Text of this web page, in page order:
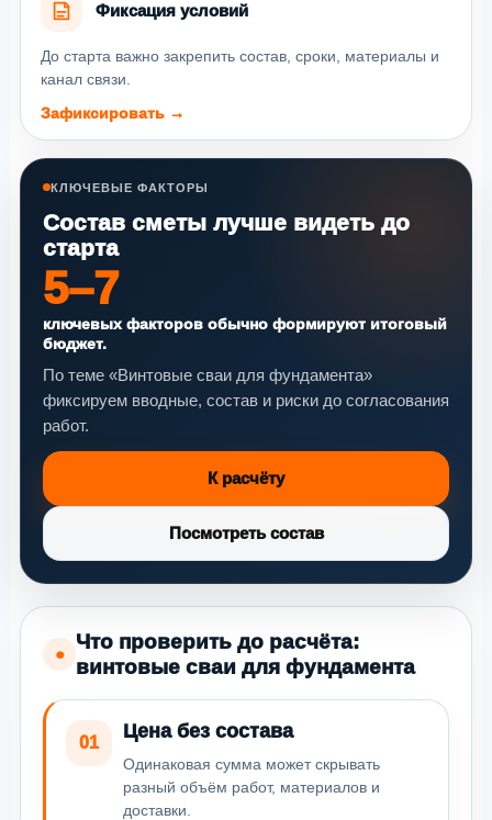
Фиксация условий
До старта важно закрепить состав, сроки, материалы и
канал связи.
Зафиксировать →
КЛЮЧЕВЫЕ ФАКТОРЫ
Состав сметы лучше видеть до
старта
5–7
ключевых факторов обычно формируют итоговый
бюджет.
По теме «Винтовые сваи для фундамента»
фиксируем вводные, состав и риски до согласования
работ.
К расчёту
Посмотреть состав
●
Что проверить до расчёта:
винтовые сваи для фундамента
01
Цена без состава
Одинаковая сумма может скрывать
разный объём работ, материалов и
доставки.